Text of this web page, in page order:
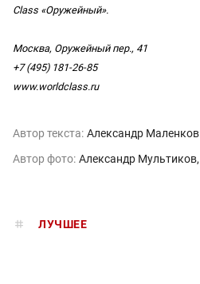
Class «Оружейный».
Москва, Оружейный пер., 41
+7 (495) 181-26-85
www.worldclass.ru
Автор текста: Александр Маленков
Автор фото: Александр Мультиков
ЛУЧШЕЕ